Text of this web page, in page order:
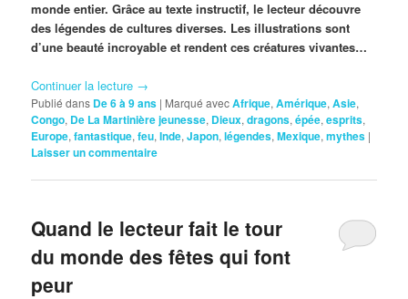
monde entier. Grâce au texte instructif, le lecteur découvre
des légendes de cultures diverses. Les illustrations sont
d’une beauté incroyable et rendent ces créatures vivantes…
Continuer la lecture →
Publié dans De 6 à 9 ans | Marqué avecAfrique,Amérique,Asie,
Congo, De La Martinière jeunesse, Dieux,dragons,épée,esprits,
Europe,fantastique,feu,Inde,Japon,légendes,Mexique,mythes |
Laisser un commentaire
Quand le lecteur fait le tour
du monde des fêtes qui font
peur